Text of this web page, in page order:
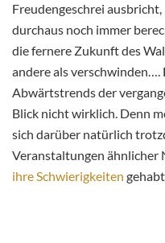
Freudengeschrei
durchaus noch immer
die fernere Zukunft des
andere als verschwinden….
Abwärtstrends der
Blick nicht wirklich. Denn
sich darüber natürlich
Veranstaltungen ähnlicher
ihre Schwierigkeiten